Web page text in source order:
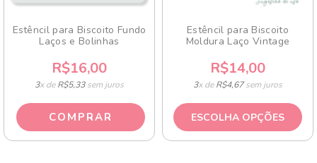
Estêncil para Biscoito Fundo
Laços e Bolinhas
R$16,00
3x deR$5,33sem juros
Estêncil para Biscoito
Moldura Laço Vintage
R$14,00
3x deR$4,67sem juros
ESCOLHA OPÇÕES